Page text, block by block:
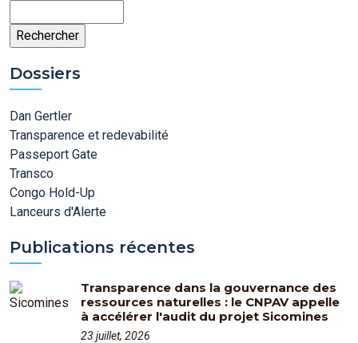
Dossiers
Dan Gertler
Transparence et redevabilité
Passeport Gate
Transco
Congo Hold-Up
Lanceurs d'Alerte
Publications récentes
Transparence dans la gouvernance des
ressources naturelles : le CNPAV appelle
à accélérer l'audit du projet Sicomines
23 juillet, 2026